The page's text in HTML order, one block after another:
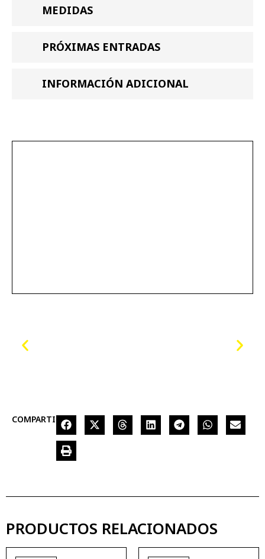
MEDIDAS
PRÓXIMAS ENTRADAS
INFORMACIÓN ADICIONAL
COMPARTIR
PRODUCTOS RELACIONADOS